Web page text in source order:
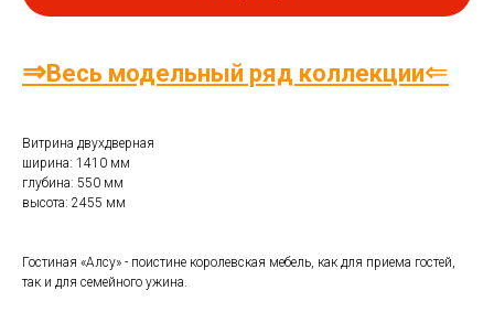
⇒Весь модельный ряд коллекции⇐
Витрина двухдверная
ширина: 1410 мм
глубина: 550 мм
высота: 2455 мм
Гостиная «Алсу» ­- поистине королевская мебель, как для приема гостей,
так и для семейного ужина.